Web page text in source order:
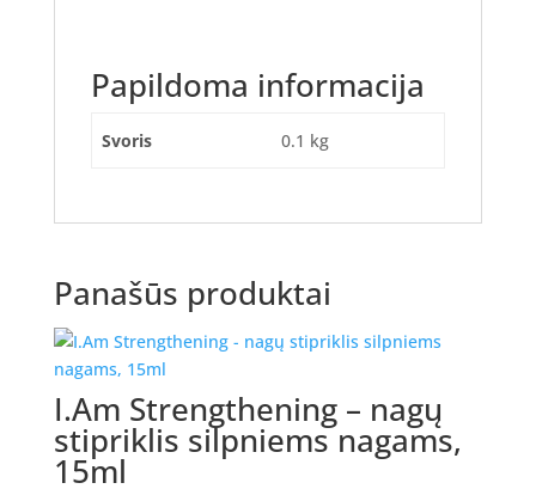
Papildoma informacija
Svoris 0.1 kg
Panašūs produktai
I.Am Strengthening – nagų
stipriklis silpniems nagams,
15ml